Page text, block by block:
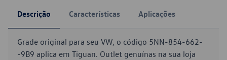
Descrição Características Aplicações
Grade original para seu VW, o código 5NN-854-662-
-9B9 aplica em Tiguan. Outlet genuínas na sua loja